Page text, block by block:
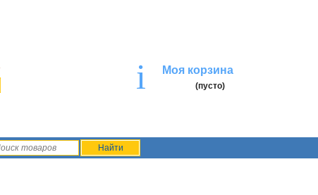
i Моя корзина
(пусто)